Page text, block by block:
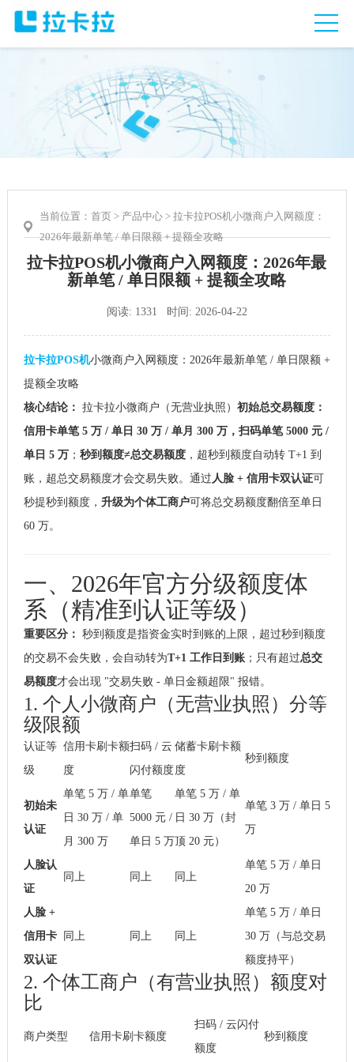
当前位置： 首页> 产品中心> 拉卡拉POS机小微商户入网额度：
2026年最新单笔 / 单日限额 + 提额全攻略
拉卡拉POS机小微商户入网额度：2026年最
新单笔 / 单日限额 + 提额全攻略
阅读: 1331 时间: 2026-04-22
拉卡拉POS机小微商户入网额度：2026年最新单笔 / 单日限额 +
提额全攻略
核心结论： 拉卡拉小微商户（无营业执照） 初始总交易额度：
信用卡单笔 5 万 / 单日 30 万 / 单月 300 万，扫码单笔 5000 元 /
单日 5 万； 秒到额度≠总交易额度，超秒到额度自动转 T+1 到
账，超总交易额度才会交易失败。通过 人脸 + 信用卡双认证可
秒提秒到额度， 升级为个体工商户可将总交易额度翻倍至单日
60 万。
一、2026年官方分级额度体
系（精准到认证等级）
重要区分： 秒到额度是指资金实时到账的上限，超过秒到额度
的交易不会失败，会自动转为T+1 工作日到账；只有超过总交
易额度才会出现 "交易失败 - 单日金额超限" 报错。
1. 个人小微商户（无营业执照）分等
级限额
认证等
级
信用卡刷卡额
度
扫码 / 云
闪付额度
储蓄卡刷卡额
度
秒到额度
初始未
认证
单笔 5 万 / 单
日 30 万 / 单
月 300 万
单笔
5000 元 /
单日 5 万
单笔 5 万 / 单
日 30 万（封
顶 20 元）
单笔 3 万 / 单日 5
万
人脸认
证
同上 同上 同上
单笔 5 万 / 单日
20 万
人脸 +
信用卡
双认证
同上 同上 同上
单笔 5 万 / 单日
30 万（与总交易
额度持平）
2. 个体工商户（有营业执照）额度对
比
商户类型 信用卡刷卡额度
扫码 / 云闪付
额度
秒到额度